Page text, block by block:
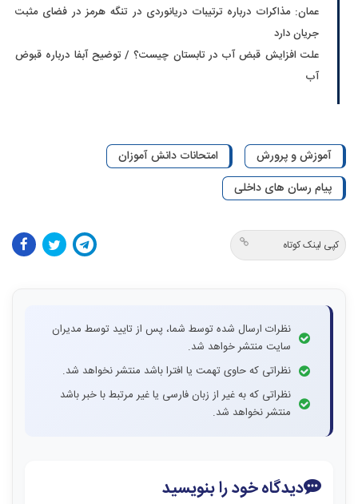
عمان: مذاکرات درباره ترتیبات دریانوردی در تنگه هرمز در فضای مثبت
جریان دارد
علت افزایش قبض آب در تابستان چیست؟ / توضیح آبفا درباره قبوض
آب
آموزش و پرورش
امتحانات دانش آموزان
پیام رسان های داخلی
کپی لینک کوتاه
نظرات ارسال شده توسط شما، پس از تایید توسط مدیران
سایت منتشر خواهد شد.
نظراتی که حاوی تهمت یا افترا باشد منتشر نخواهد شد.
نظراتی که به غیر از زبان فارسی یا غیر مرتبط با خبر باشد
منتشر نخواهد شد.
دیدگاه خود را بنویسید